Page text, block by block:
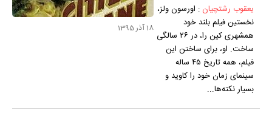
یعقوب رشتچیان : اورسون ولز،
نخستین فیلم بلند خود
همشهری کین را، در ۲۶ سالگی
ساخت. او، برای ساختن این
فیلم، همه تاریخ ۴۵ ساله
سینمای زمان خود را کاوید و
بسیار نکته‌ها...
18 آذر 1395